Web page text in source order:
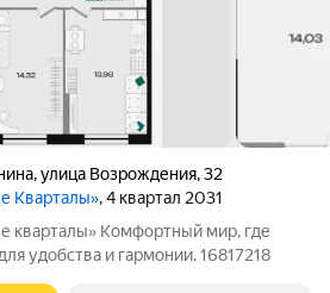
,улица Возрождения,32
Кварталы», 4 квартал 2031
кварталы» Комфортный мир, где
удобства и гармонии. 16817218